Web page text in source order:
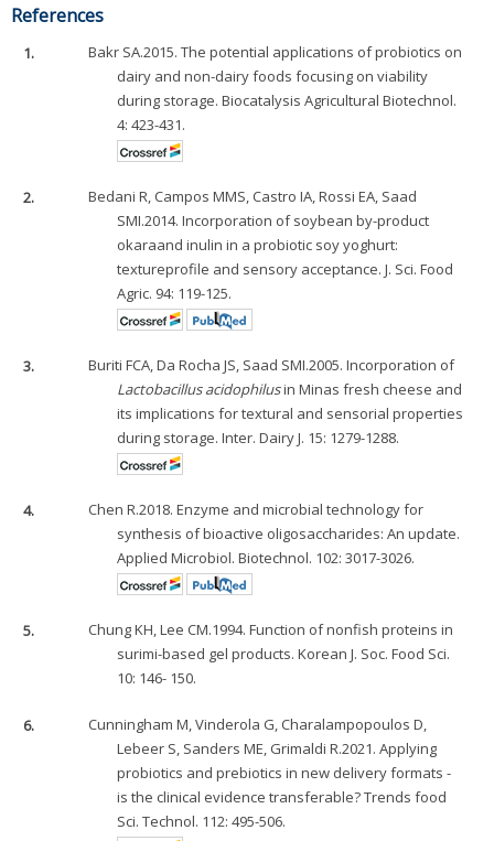
References
1.
Bakr SA.2015. The potential applications of probiotics on
dairy and non-dairy foods focusing on viability
during storage. Biocatalysis Agricultural Biotechnol.
4: 423-431.
2.
Bedani R, Campos MMS, Castro IA, Rossi EA, Saad
SMI.2014. Incorporation of soybean by-product
okaraand inulin in a probiotic soy yoghurt:
textureprofile and sensory acceptance. J. Sci. Food
Agric. 94: 119-125.
3.
Buriti FCA, Da Rocha JS, Saad SMI.2005. Incorporation of
Lactobacillus acidophilusin Minas fresh cheese and
its implications for textural and sensorial properties
during storage. Inter. Dairy J. 15: 1279-1288.
4.
Chen R.2018. Enzyme and microbial technology for
synthesis of bioactive oligosaccharides: An update.
Applied Microbiol. Biotechnol. 102: 3017-3026.
5.
Chung KH, Lee CM.1994. Function of nonfish proteins in
surimi-based gel products. Korean J. Soc. Food Sci.
10: 146- 150.
6.
Cunningham M, Vinderola G, Charalampopoulos D,
Lebeer S, Sanders ME, Grimaldi R.2021. Applying
probiotics and prebiotics in new delivery formats -
is the clinical evidence transferable? Trends food
Sci. Technol. 112: 495-506.